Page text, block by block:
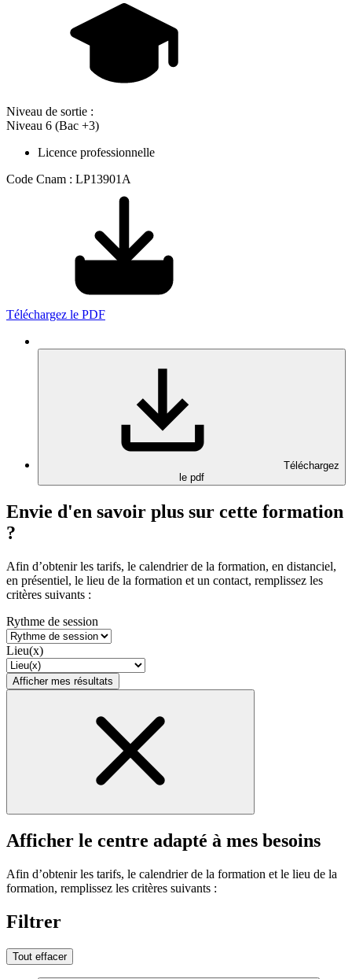
Niveau de sortie :
Niveau 6 (Bac +3)
Licence professionnelle
Code Cnam : LP13901A
Téléchargez le PDF
Téléchargez
le pdf
Envie d'en savoir plus sur cette formation
?
Afin d’obtenir les tarifs, le calendrier de la formation, en distanciel,
en présentiel, le lieu de la formation et un contact, remplissez les
critères suivants :
Rythme de session
Lieu(x)
Afficher mes résultats
Afficher le centre adapté à mes besoins
Afin d’obtenir les tarifs, le calendrier de la formation et le lieu de la
formation, remplissez les critères suivants :
Filtrer
Tout effacer